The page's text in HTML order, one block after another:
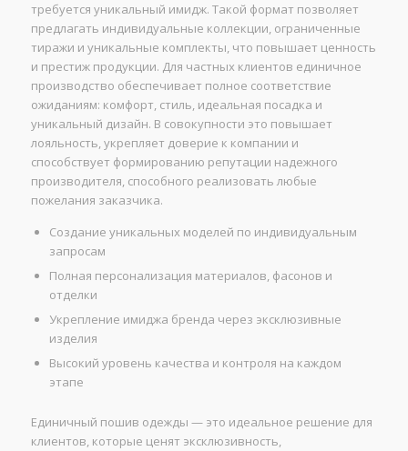
требуется уникальный имидж. Такой формат позволяет
предлагать индивидуальные коллекции, ограниченные
тиражи и уникальные комплекты, что повышает ценность
и престиж продукции. Для частных клиентов единичное
производство обеспечивает полное соответствие
ожиданиям: комфорт, стиль, идеальная посадка и
уникальный дизайн. В совокупности это повышает
лояльность, укрепляет доверие к компании и
способствует формированию репутации надежного
производителя, способного реализовать любые
пожелания заказчика.
Создание уникальных моделей по индивидуальным
запросам
Полная персонализация материалов, фасонов и
отделки
Укрепление имиджа бренда через эксклюзивные
изделия
Высокий уровень качества и контроля на каждом
этапе
Единичный пошив одежды — это идеальное решение для
клиентов, которые ценят эксклюзивность,